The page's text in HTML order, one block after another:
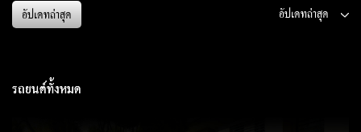
อัปเดทล่าสุด
รถยนต์ทั้งหมด